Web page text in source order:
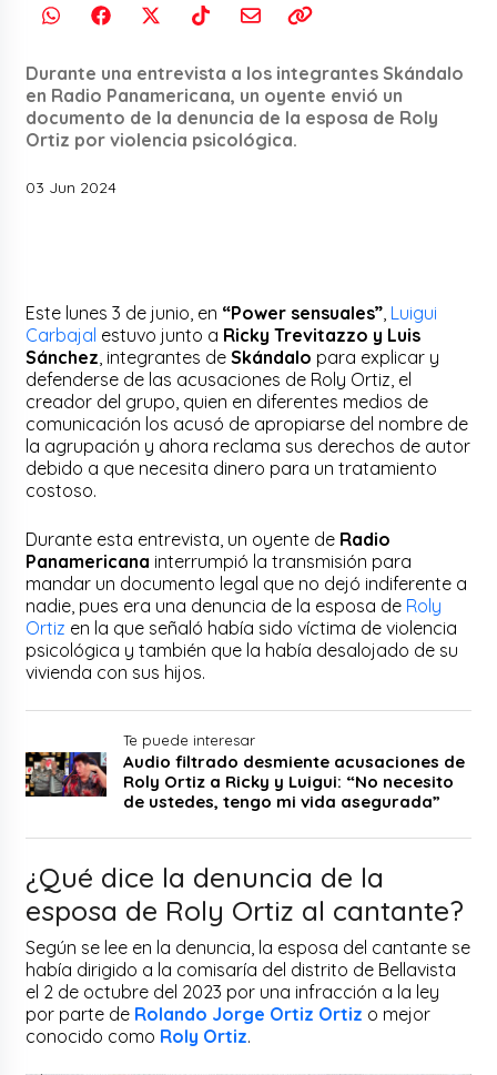
Durante una entrevista a los integrantes Skándalo
en Radio Panamericana, un oyente envió un
documento de la denuncia de la esposa de Roly
Ortiz por violencia psicológica.
03 Jun 2024
Este lunes 3 de junio, en “Power sensuales”, Luigui
Carbajal estuvo junto a Ricky Trevitazzo y Luis
Sánchez, integrantes de Skándalo para explicar y
defenderse de las acusaciones de Roly Ortiz, el
creador del grupo, quien en diferentes medios de
comunicación los acusó de apropiarse del nombre de
la agrupación y ahora reclama sus derechos de autor
debido a que necesita dinero para un tratamiento
costoso.
Durante esta entrevista, un oyente de Radio
Panamericana interrumpió la transmisión para
mandar un documento legal que no dejó indiferente a
nadie, pues era una denuncia de la esposa de Roly
Ortiz en la que señaló había sido víctima de violencia
psicológica y también que la había desalojado de su
vivienda con sus hijos.
Te puede interesar
Audio filtrado desmiente acusaciones de
Roly Ortiz a Ricky y Luigui: “No necesito
de ustedes, tengo mi vida asegurada”
¿Qué dice la denuncia de la
esposa de Roly Ortiz al cantante?
Según se lee en la denuncia, la esposa del cantante se
había dirigido a la comisaría del distrito de Bellavista
el 2 de octubre del 2023 por una infracción a la ley
por parte de Rolando Jorge Ortiz Ortiz o mejor
conocido como Roly Ortiz.